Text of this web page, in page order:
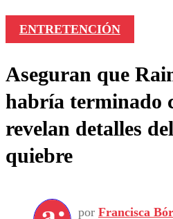
ENTRETENCIÓN
Aseguran que
habría terminado
revelan detalles
quiebre
por Francisca